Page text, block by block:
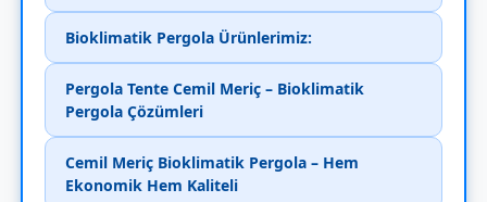
Bioklimatik Pergola Ürünlerimiz:
Pergola Tente Cemil Meriç – Bioklimatik
Pergola Çözümleri
Cemil Meriç Bioklimatik Pergola – Hem
Ekonomik Hem Kaliteli